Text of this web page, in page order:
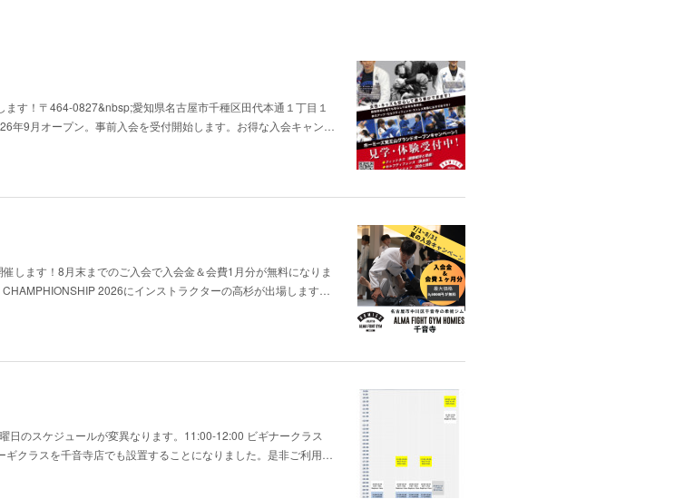
す！〒464-0827&nbsp;愛知県名古屋市千種区田代本通１丁目１
年9月オープン。事前入会を受付開始します。お得な入会キャン…
します！8月末までのご入会で入会金＆会費1月分が無料になりま
2026にインストラクターの高杉が出場します…
日のスケジュールが変異なります。11:00-12:00 ビギナークラス
クラスを千音寺店でも設置することになりました。是非ご利用…